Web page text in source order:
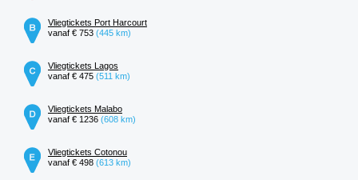
Vliegtickets Port Harcourt
vanaf € 753 (445 km)
Vliegtickets Lagos
vanaf € 475 (511 km)
Vliegtickets Malabo
vanaf € 1236 (608 km)
Vliegtickets Cotonou
vanaf € 498 (613 km)